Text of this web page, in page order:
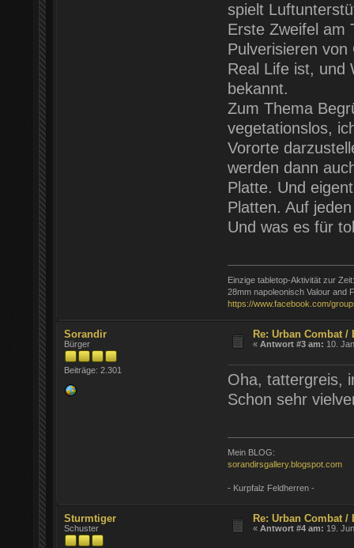
spielt
Erste Zweifel am
Pulverisieren
Real Life ist, und
bekannt.
Zum Thema
vegetationslos,
Vororte
werden dann
Platte. Und
Platten. Auf
Und was es für
Einzige tabletop-Aktivität zur Zeit:
28mm napoleonisch Valour and
https://www.facebook.com/
Sorandir
Bürger
Beiträge: 2.301
Re: Urban Combat
«Antwort #3 am: 10.
Oha, tattergreis,
Schon sehr
Mein BLOG:
sorandirsgallery.blogspot.com
- Kurpfalz Feldherren -
Sturmtiger
Schuster
Re: Urban Combat
«Antwort #4 am: 19.